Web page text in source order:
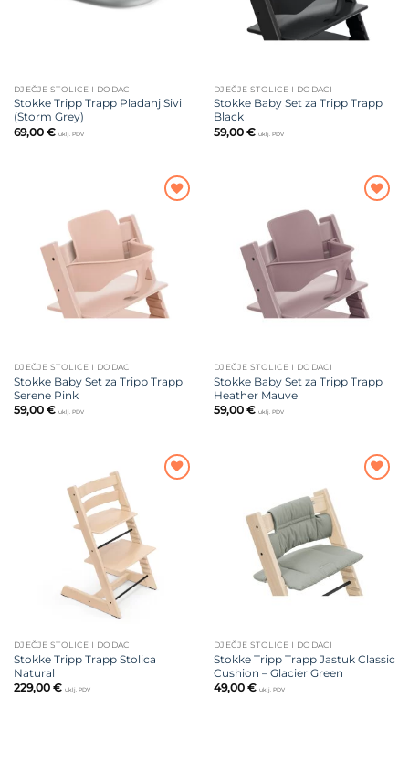
DJEČJE STOLICE I DODACI
Stokke Tripp Trapp Pladanj Sivi
(Storm Grey)
69,00 € uklj. PDV
DJEČJE STOLICE I DODACI
Stokke Baby Set za Tripp Trapp
Black
59,00 € uklj. PDV
DJEČJE STOLICE I DODACI
Stokke Baby Set za Tripp Trapp
Serene Pink
59,00 € uklj. PDV
DJEČJE STOLICE I DODACI
Stokke Baby Set za Tripp Trapp
Heather Mauve
59,00 € uklj. PDV
DJEČJE STOLICE I DODACI
Stokke Tripp Trapp Stolica
Natural
229,00 € uklj. PDV
DJEČJE STOLICE I DODACI
Stokke Tripp Trapp Jastuk Classic
Cushion – Glacier Green
49,00 € uklj. PDV